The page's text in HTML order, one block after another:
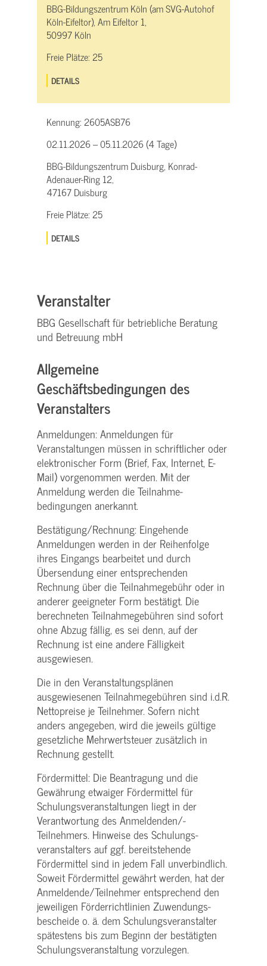
BBG-Bildungszentrum Köln (am SVG-Autohof
Köln-Eifeltor), Am Eifeltor 1,
50997 Köln
Freie Plätze:25
DETAILS
Kennung:2605ASB76
02.11.2026 – 05.11.2026 (4 Tage)
BBG-Bildungszentrum Duisburg, Konrad-
Adenauer-Ring 12,
47167 Duisburg
Freie Plätze:25
DETAILS
Veranstalter
BBG Gesellschaft für betriebliche Beratung
und Betreuung mbH
Allgemeine
Geschäftsbedingungen des
Veranstalters
Anmeldungen: Anmeldungen für
Veranstaltungen müssen in schriftlicher oder
elektronischer Form (Brief, Fax, Internet, E-
Mail) vorgenommen werden. Mit der
Anmeldung werden die Teilnahme­
bedingungen anerkannt.
Bestätigung­/Rechnung: Eingehende
Anmeldungen werden in der Reihenfolge
ihres Eingangs bearbeitet und durch
Übersendung einer entsprechenden
Rechnung über die Teilnahmegebühr oder in
anderer geeigneter Form bestätigt. Die
berechneten Teilnahmegebühren sind sofort
ohne Abzug fällig, es sei denn, auf der
Rechnung ist eine andere Fälligkeit
ausgewiesen.
Die in den Veranstaltungsplänen
ausgewiesenen Teilnahmegebühren sind i.d.R.
Nettopreise je Teilnehmer. Sofern nicht
anders angegeben, wird die jeweils gültige
gesetzliche Mehrwertsteuer zusätzlich in
Rechnung gestellt.
Fördermittel: Die Beantragung und die
Gewährung etwaiger Fördermittel für
Schulungs­veranstaltungen liegt in der
Verantwortung des Anmeldenden/­
Teilnehmers. Hinweise des Schulungs­
veranstalters auf ggf. bereitstehende
Fördermittel sind in jedem Fall unverbindlich.
Soweit Fördermittel gewährt werden, hat der
Anmeldende/­Teilnehmer entsprechend den
jeweiligen Förderrichtlinien Zuwendungs­
bescheide o. ä. dem Schulungs­veranstalter
spätestens bis zum Beginn der bestätigten
Schulungs­veranstaltung vorzulegen.